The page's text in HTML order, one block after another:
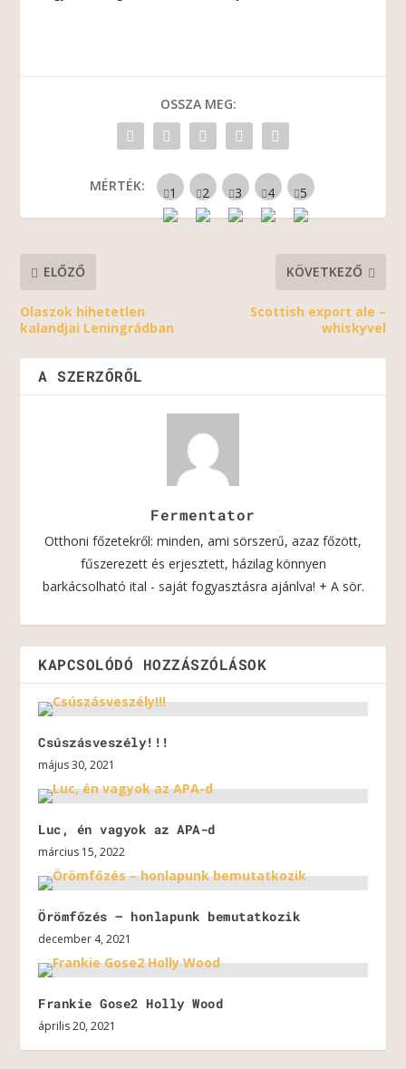
OSSZA MEG:
MÉRTÉK:
ELŐZŐ
Olaszok hihetetlen
kalandjai Leningrádban
KÖVETKEZŐ
Scottish export ale –
whiskyvel
A SZERZŐRŐL
Fermentator
Otthoni főzetekről: minden, ami sörszerű, azaz főzött,
fűszerezett és erjesztett, házilag könnyen
barkácsolható ital - saját fogyasztásra ajánlva! + A sör.
KAPCSOLÓDÓ HOZZÁSZÓLÁSOK
Csúszásveszély!!!
május 30, 2021
Luc, én vagyok az APA-d
március 15, 2022
Örömfőzés – honlapunk bemutatkozik
december 4, 2021
Frankie Gose2 Holly Wood
április 20, 2021